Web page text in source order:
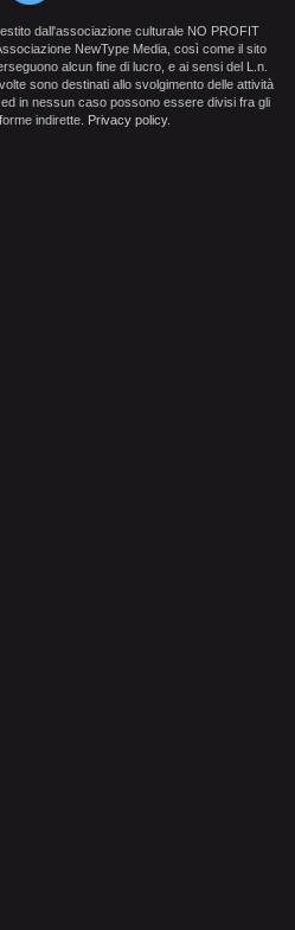
dall'associazione culturale NO PROFIT
NewType Media, così come il sito
alcun fine di lucro, e ai sensi del L.n.
sono destinati allo svolgimento delle attività
in nessun caso possono essere divisi fra gli
indirette. Privacy policy.